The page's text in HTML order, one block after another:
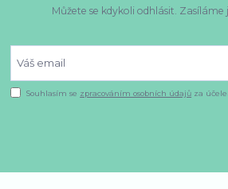
Můžete se kdykoli odhlásit. Zasíláme
Souhlasím se zpracováním osobních údajů za